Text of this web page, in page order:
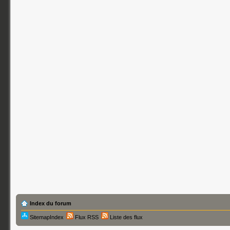
Index du forum
SitemapIndex Flux RSS Liste des flux